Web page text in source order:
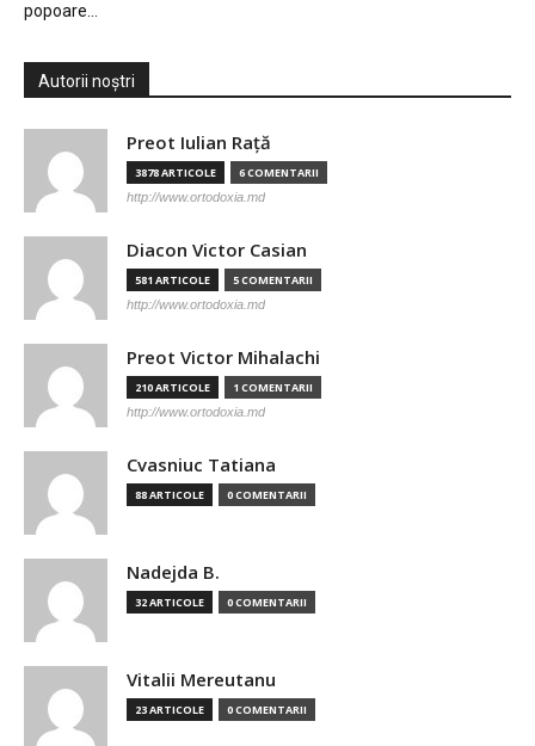
popoare…
Autorii noștri
Preot Iulian Raţă
3878 ARTICOLE 6 COMENTARII
http://www.ortodoxia.md
Diacon Victor Casian
581 ARTICOLE 5 COMENTARII
http://www.ortodoxia.md
Preot Victor Mihalachi
210 ARTICOLE 1 COMENTARII
http://www.ortodoxia.md
Cvasniuc Tatiana
88 ARTICOLE 0 COMENTARII
Nadejda B.
32 ARTICOLE 0 COMENTARII
Vitalii Mereutanu
23 ARTICOLE 0 COMENTARII